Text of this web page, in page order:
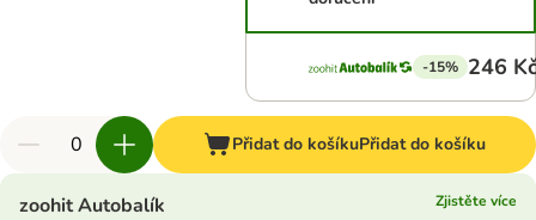
-15% 246
Přidat do košíkuPřidat do košíku
zoohit Autobalík
Zjistěte více